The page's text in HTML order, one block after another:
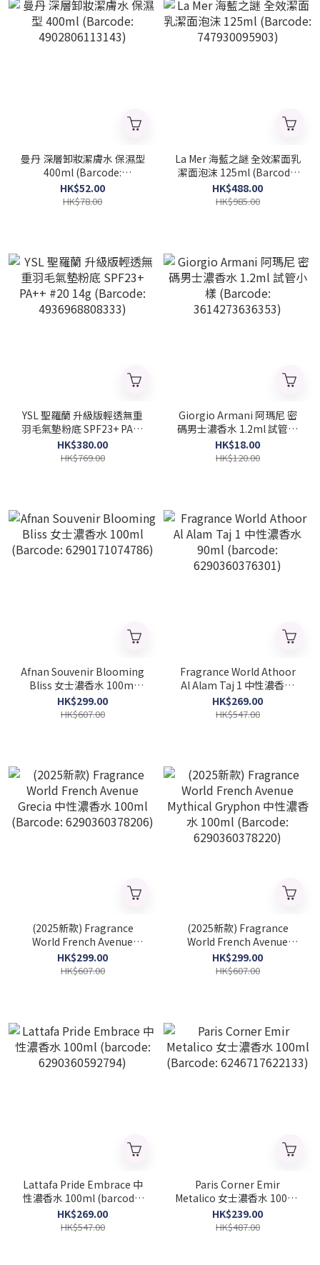
曼丹 深層卸妝潔膚水 保濕型
400ml (Barcode:
4902806113143)
HK$52.00
HK$78.00
La Mer 海藍之謎 全效潔面乳
潔面泡沫 125ml (Barcode:
747930095903)
HK$488.00
HK$985.00
YSL 聖羅蘭 升級版輕透無重
羽毛氣墊粉底 SPF23+ PA++
#20 14g (Barcode:
4936968808333)
HK$380.00
HK$769.00
Giorgio Armani 阿瑪尼 密
碼男士濃香水 1.2ml 試管小
樣 (Barcode:
3614273636353)
HK$18.00
HK$120.00
Afnan Souvenir Blooming
Bliss 女士濃香水 100ml
(Barcode: 6290171074786)
HK$299.00
HK$607.00
Fragrance World Athoor
Al Alam Taj 1 中性濃香水
90ml (barcode:
6290360376301)
HK$269.00
HK$547.00
(2025新款) Fragrance
World French Avenue
Grecia 中性濃香水 100ml
(Barcode: 6290360378206)
HK$299.00
HK$607.00
(2025新款) Fragrance
World French Avenue
Mythical Gryphon 中性濃香
水 100ml (Barcode:
HK$299.00
HK$607.00
Lattafa Pride Embrace 中
性濃香水 100ml (barcode:
6290360592794)
HK$269.00
HK$547.00
Paris Corner Emir
Metalico 女士濃香水 100ml
(Barcode: 6246717622133)
HK$239.00
HK$487.00